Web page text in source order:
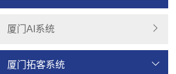
厦门AI系统
厦门拓客系统